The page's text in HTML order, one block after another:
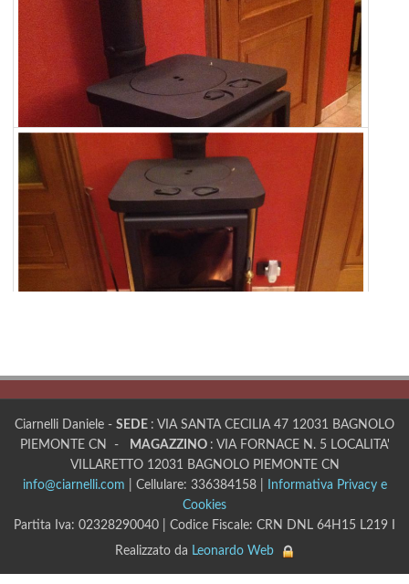
Ciarnelli Daniele - SEDE : VIA SANTA CECILIA 47 12031 BAGNOLO
PIEMONTE CN -
MAGAZZINO : VIA FORNACE N. 5 LOCALITA'
VILLARETTO 12031 BAGNOLO PIEMONTE CN
info@ciarnelli.com | Cellulare: 336384158 |
Informativa Privacy e
Cookies
Partita Iva: 02328290040 | Codice Fiscale: CRN DNL 64H15 L219 I
Realizzato da Leonardo Web